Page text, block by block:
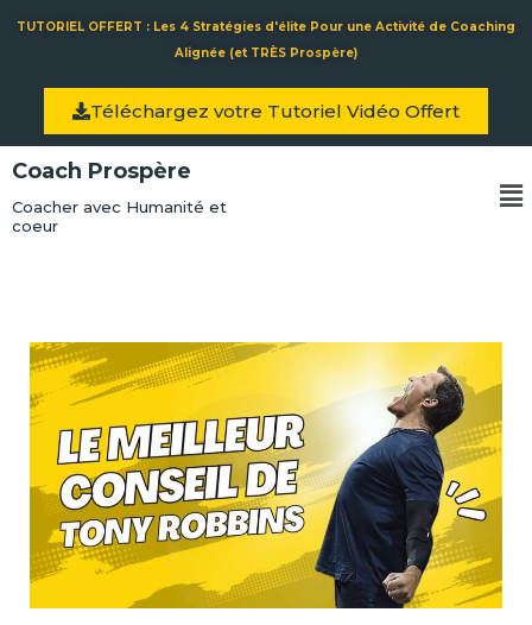
TUTORIEL OFFERT : Les 4 Stratégies d'élite Pour une Activité de Coaching
Alignée (et TRÈS Prospère)
Téléchargez votre Tutoriel Vidéo Offert
Coach Prospère
Coacher avec Humanité et
coeur